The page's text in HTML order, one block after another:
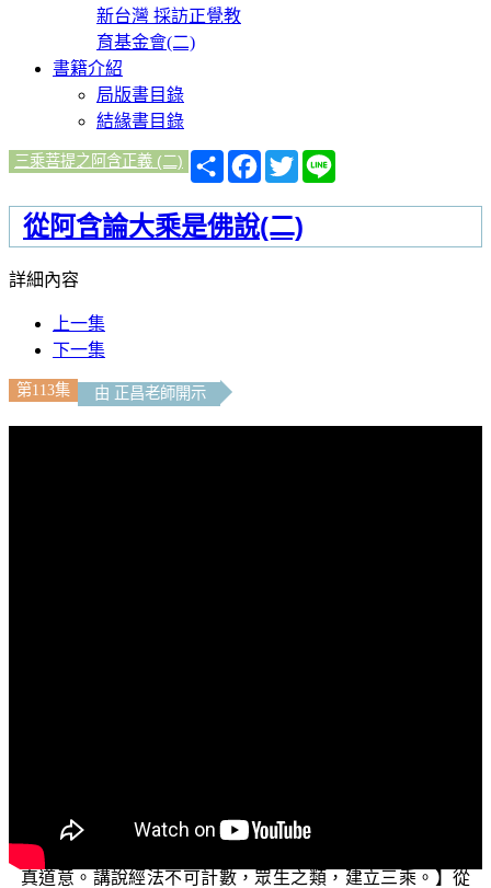
新台灣 採訪正覺教
育基金會(二)
書籍介紹
局版書目錄
結緣書目錄
三乘菩提之阿含正義 (二)
分
享
Facebook
Twitter
從阿含論大乘是佛說(二)
詳細內容
上一集
下一集
第113集 由 正昌老師開示
座起，建立新歲。適立新歲，一萬比丘得成道跡，八千比
丘得阿羅漢，虛空諸天八萬四千，咸見開化，皆發無上正
真道意。講說經法不可計數，眾生之類，建立三乘。】從